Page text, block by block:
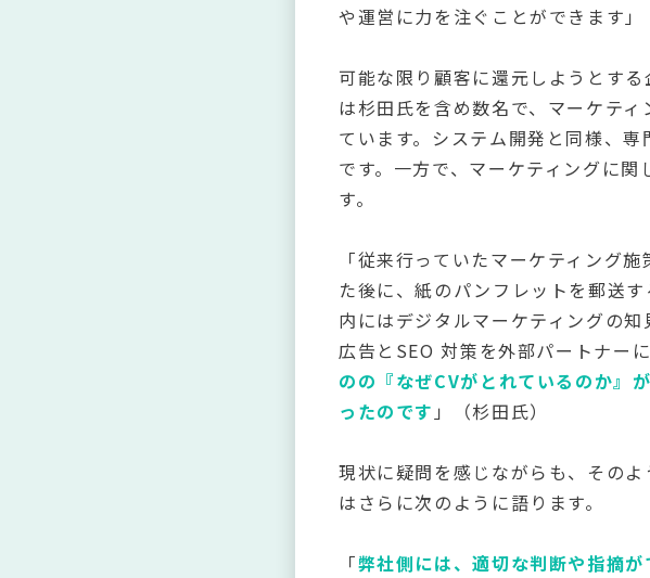
や運営に力を注ぐことができます」
可能な限り顧客に還元しようとす
は杉田氏を含め数名で、マーケテ
ています。システム開発と同様、
です。一方で、マーケティングに
す。
「従来行っていたマーケティング
た後に、紙のパンフレットを郵送
内にはデジタルマーケティングの
広告とSEO 対策を外部パートナー
のの『なぜCVがとれているのか』
ったのです 」（杉田氏）
現状に疑問を感じながらも、その
はさらに次のように語ります。
「弊社側には、適切な判断や指摘